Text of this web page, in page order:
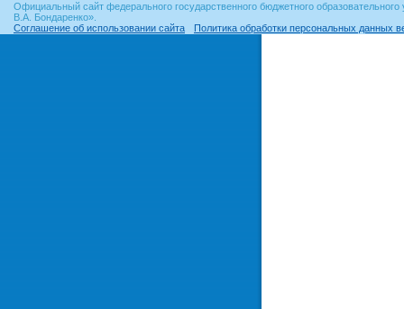
Официальный сайт федерального государственного бюджетного
В.А. Бондаренко».
Соглашение об использовании сайта
Политика обработки персональных данных